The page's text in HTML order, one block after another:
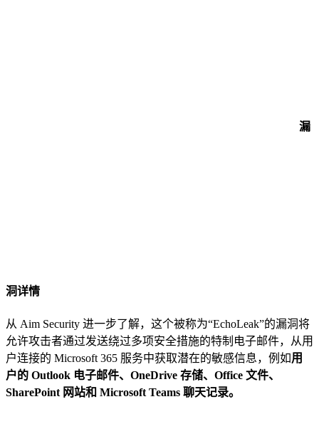
漏
洞详情
从 Aim Security 进一步了解，这个被称为“EchoLeak”的漏洞将
允许攻击者通过发送绕过多项安全措施的特制电子邮件，从用
户连接的 Microsoft 365 服务中获取潜在的敏感信息，例如用
户的 Outlook 电子邮件、OneDrive 存储、Office 文件、
SharePoint 网站和 Microsoft Teams 聊天记录。